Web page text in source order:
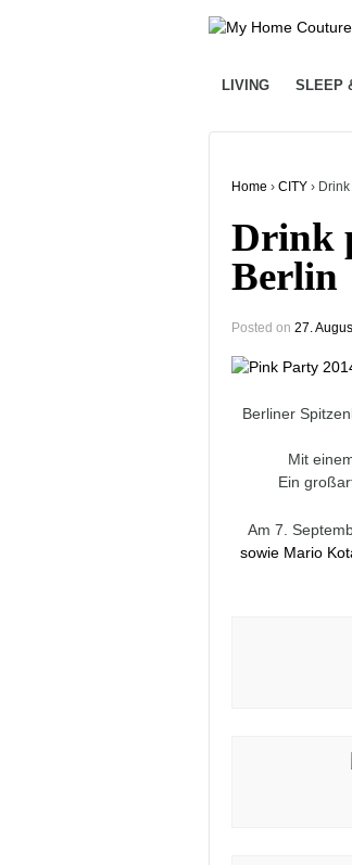
LIVING SLEEP
Home › CITY ›
Drink
Berlin
Posted on 27.
Berliner
Mit
Ein
Am 7.
sowie Mario